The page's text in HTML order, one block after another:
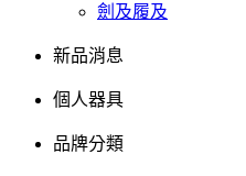
劍及履及
新品消息
個人器具
品牌分類